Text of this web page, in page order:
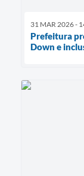
31 MAR 2026 -
Prefeitura
Down e